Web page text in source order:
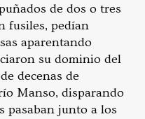
de dos o tres
fusiles, pedían
aparentando
su dominio del
decenas de
Manso, disparando
pasaban junto a los